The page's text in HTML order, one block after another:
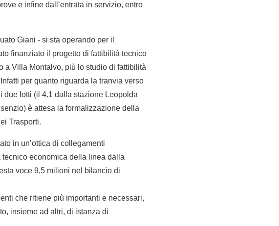
e infine dall’entrata in servizio, entro
Giani - si sta operando per il
finanziato il progetto di fattibilità tecnico
a Villa Montalvo, più lo studio di fattibilità
per quanto riguarda la tranvia verso
due lotti (il 4.1 dalla stazione Leopolda
è attesa la formalizzazione della
Trasporti.
in un’ottica di collegamenti
economica della linea dalla
voce 9,5 milioni nel bilancio di
che ritiene più importanti e necessari,
insieme ad altri, di istanza di